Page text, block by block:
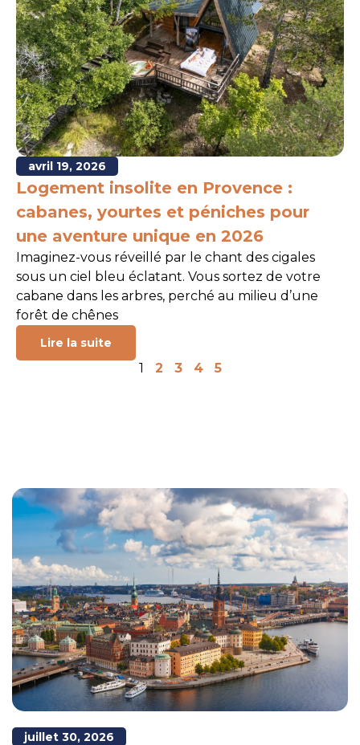
avril 19, 2026
Logement insolite en Provence :
cabanes, yourtes et péniches pour
une aventure unique en 2026
Imaginez-vous réveillé par le chant des cigales
sous un ciel bleu éclatant. Vous sortez de votre
cabane dans les arbres, perché au milieu d’une
forêt de chênes
Lire la suite
1 2 3 4 5
juillet 30, 2026